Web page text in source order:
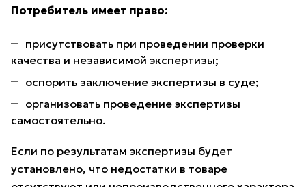
Потребитель имеет право:
присутствовать при проведении проверки
качества и независимой экспертизы;
оспорить заключение экспертизы в суде;
организовать проведение экспертизы
самостоятельно.
Если по результатам экспертизы будет
установлено, что недостатки в товаре